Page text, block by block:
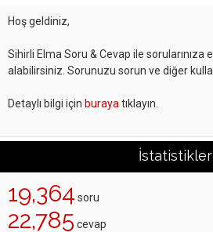
Hoş geldiniz,
Sihirli Elma Soru & Cevap ile sorularınıza
alabilirsiniz. Sorunuzu sorun ve diğer
Detaylı bilgi için buraya tıklayın.
İstatistikler
19,364 soru
22,785 cevap